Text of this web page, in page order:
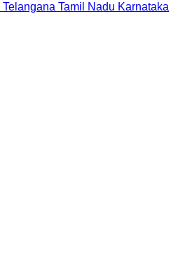
Telangana Tamil Nadu Karnataka